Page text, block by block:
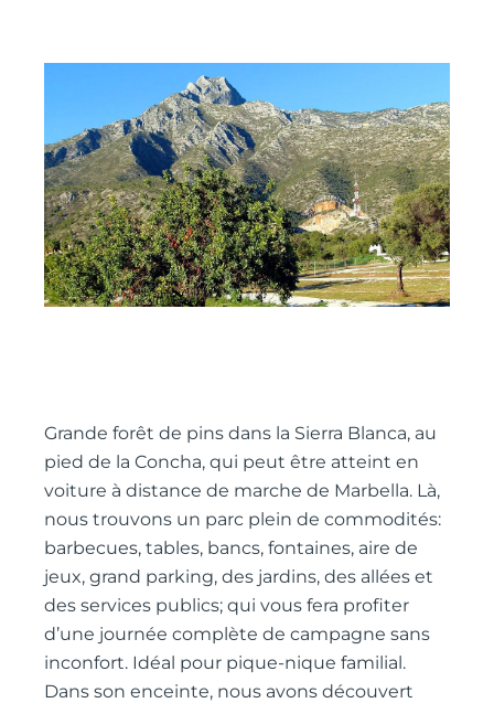
Grande forêt de pins dans la Sierra Blanca, au
pied de la Concha, qui peut être atteint en
voiture à distance de marche de Marbella. Là,
nous trouvons un parc plein de commodités:
barbecues, tables, bancs, fontaines, aire de
jeux, grand parking, des jardins, des allées et
des services publics; qui vous fera profiter
d’une journée complète de campagne sans
inconfort. Idéal pour pique-nique familial.
Dans son enceinte, nous avons découvert